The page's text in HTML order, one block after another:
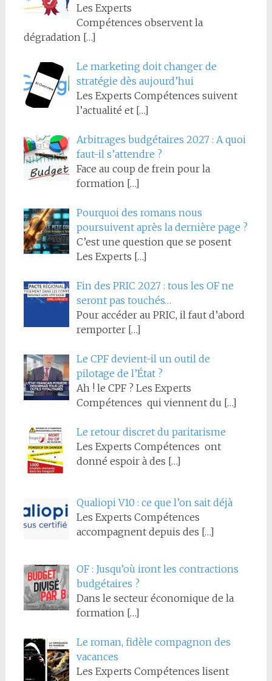
Les Experts
Compétences observent la
dégradation […]
Le marketing doit changer de
stratégie dès aujourd’hui
Les Experts Compétences suivent
l’actualité et […]
Arbitrages budgétaires 2027 : A quoi
faut-il s’attendre ?
Face au coup de frein pour la
formation […]
Pourquoi des romans nous
poursuivent après la dernière page ?
C’est une question que se posent
Les Experts […]
Fin des PRIC 2027 : tous les OF ne
seront pas touchés…
Pour accéder au PRIC, il faut d’abord
remporter […]
Le CPF devient-il un outil de
pilotage de l’État ?
Ah ! le CPF ? Les Experts
Compétences qui viennent du […]
Le retour discret du paritarisme
Les Experts Compétences ont
donné espoir à des […]
Qualiopi V10 : ce que l’on sait déjà
Les Experts Compétences
accompagnent depuis des […]
OF : Jusqu’où iront les contractions
budgétaires ?
Dans le secteur économique de la
formation […]
Le roman, fidèle compagnon des
vacances
Les Experts Compétences lisent